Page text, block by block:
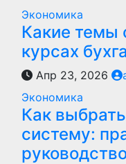
Экономика
Какие темы
курсах
Апр 23, 2026
Экономика
Как
систему: